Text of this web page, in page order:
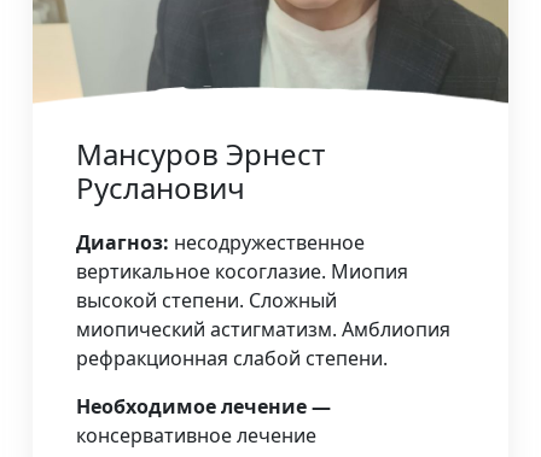
Мансуров Эрнест
Русланович
Диагноз: несодружественное
вертикальное косоглазие. Миопия
высокой степени. Сложный
миопический астигматизм. Амблиопия
рефракционная слабой степени.
Необходимое лечение —
консервативное лечение